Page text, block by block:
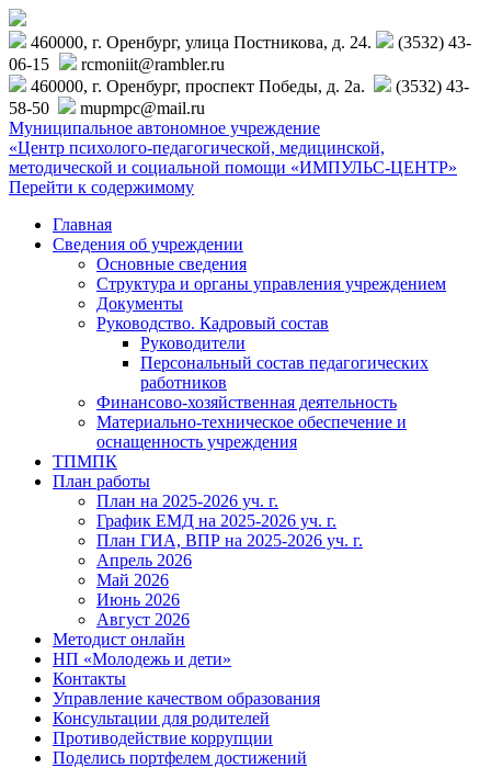
460000, г. Оренбург, улица Постникова, д. 24.
(3532) 43-
06-15
rcmoniit@rambler.ru
460000, г. Оренбург, проспект Победы, д. 2а.
(3532) 43-
58-50
mupmpc@mail.ru
Муниципальное автономное учреждение
«Центр психолого-педагогической, медицинской,
методической и социальной помощи «ИМПУЛЬС-ЦЕНТР»
Перейти к содержимому
Главная
Сведения об учреждении
Основные сведения
Структура и органы управления учреждением
Документы
Руководство. Кадровый состав
Руководители
Персональный состав педагогических
работников
Финансово-хозяйственная деятельность
Материально-техническое обеспечение и
оснащенность учреждения
ТПМПК
План работы
План на 2025-2026 уч. г.
График ЕМД на 2025-2026 уч. г.
План ГИА, ВПР на 2025-2026 уч. г.
Апрель 2026
Май 2026
Июнь 2026
Август 2026
Методист онлайн
НП «Молодежь и дети»
Контакты
Управление качеством образования
Консультации для родителей
Противодействие коррупции
Поделись портфелем достижений